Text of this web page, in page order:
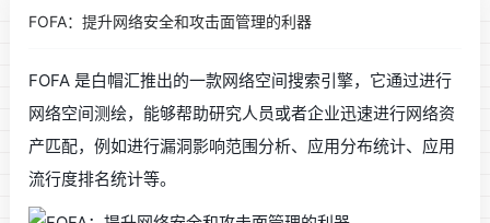
FOFA：提升网络安全和攻击面管理的利器
FOFA 是白帽汇推出的一款网络空间搜索引擎，它通过进行
网络空间测绘，能够帮助研究人员或者企业迅速进行网络资
产匹配，例如进行漏洞影响范围分析、应用分布统计、应用
流行度排名统计等。